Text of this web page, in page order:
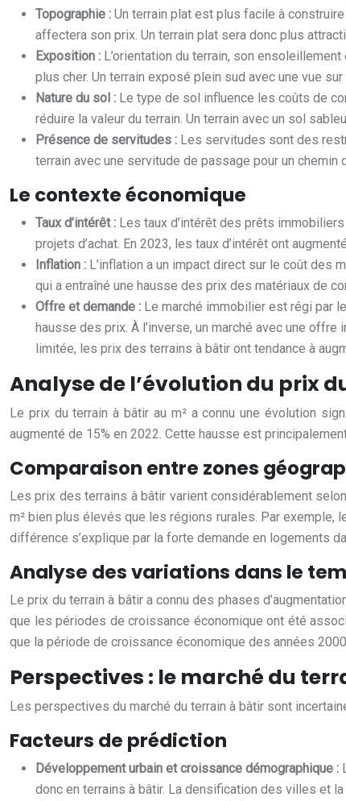
Topographie : Un terrain plat est plus facile à
affectera son prix. Un terrain plat sera donc plus
Exposition : L’orientation du terrain, son
plus cher. Un terrain exposé plein sud avec une vue
Nature du sol : Le type de sol influence les coûts de
réduire la valeur du terrain. Un terrain avec un sol
Présence de servitudes : Les servitudes sont des
terrain avec une servitude de passage pour un chemin
Le contexte économique
Taux d’intérêt : Les taux d’intérêt des prêts
projets d’achat. En 2023, les taux d’intérêt ont
Inflation : L’inflation a un impact direct sur le coût des
qui a entraîné une hausse des prix des matériaux de
Offre et demande : Le marché immobilier est régi par
hausse des prix. À l’inverse, un marché avec une
limitée, les prix des terrains à bâtir ont tendance à
Analyse de l’évolution du prix
Le prix du terrain à bâtir au m² a connu une évolution
augmenté de 15% en 2022. Cette hausse est
Comparaison entre zones
Les prix des terrains à bâtir varient considérablement
m² bien plus élevés que les régions rurales. Par exemple,
différence s’explique par la forte demande en logements
Analyse des variations dans le
Le prix du terrain à bâtir a connu des phases
que les périodes de croissance économique ont été
que la période de croissance économique des années
Perspectives : le marché du
Les perspectives du marché du terrain à bâtir sont
Facteurs de prédiction
Développement urbain et croissance démographique :
donc en terrains à bâtir. La densification des villes et